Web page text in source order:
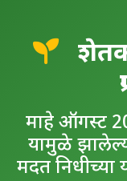
माहे ऑगस्ट
यामुळे
मदत निधीच्या